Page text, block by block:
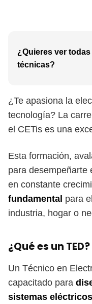
¿Quieres ver
técnicas?
¿Te apasiona la
tecnología? La
el CETis es una
Esta formación,
para desempeñarte
en constante
fundamental para
industria, hogar o
¿Qué es un TED?
Un Técnico en
capacitado para
sistemas